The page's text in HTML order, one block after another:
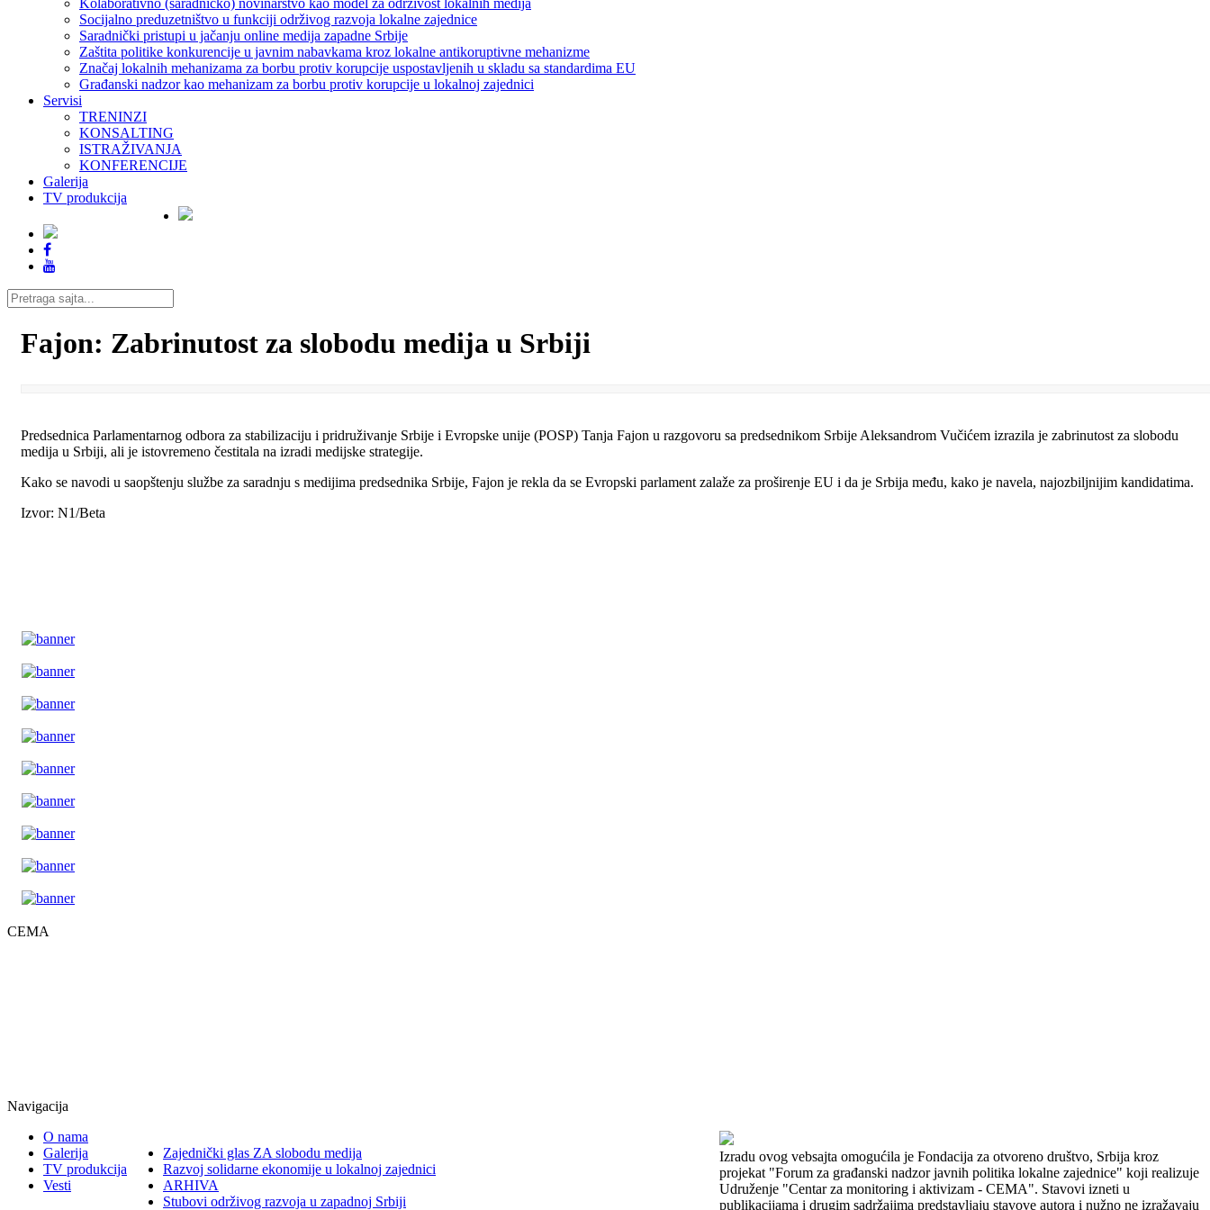
Kolaborativno (saradničko) novinarstvo kao model za održivost lokalnih medija
Socijalno preduzetništvo u funkciji održivog razvoja lokalne zajednice
Saradnički pristupi u jačanju online medija zapadne Srbije
Zaštita politike konkurencije u javnim nabavkama kroz lokalne antikoruptivne mehanizme
Značaj lokalnih mehanizama za borbu protiv korupcije uspostavljenih u skladu sa standardima EU
Građanski nadzor kao mehanizam za borbu protiv korupcije u lokalnoj zajednici
Servisi
TRENINZI
KONSALTING
ISTRAŽIVANJA
KONFERENCIJE
Galerija
TV produkcija
Fajon: Zabrinutost za slobodu medija u Srbiji
Predsednica Parlamentarnog odbora za stabilizaciju i pridruživanje Srbije i Evropske unije (POSP) Tanja Fajon u razgovoru sa predsednikom Srbije Aleksandrom Vučićem izrazila je zabrinutost za slobodu
medija u Srbiji, ali je istovremeno čestitala na izradi medijske strategije.
Kako se navodi u saopštenju službe za saradnju s medijima predsednika Srbije, Fajon je rekla da se Evropski parlament zalaže za proširenje EU i da je Srbija među, kako je navela, najozbiljnijim kandidatima.
Izvor: N1/Beta
CEMA
Navigacija
O nama
Galerija
TV produkcija
Vesti
Zajednički glas ZA slobodu medija
Razvoj solidarne ekonomije u lokalnoj zajednici
ARHIVA
Stubovi održivog razvoja u zapadnoj Srbiji
Izradu ovog vebsajta omogućila je Fondacija za otvoreno društvo, Srbija kroz
projekat "Forum za građanski nadzor javnih politika lokalne zajednice" koji realizuje
Udruženje "Centar za monitoring i aktivizam - CEMA". Stavovi izneti u
publikacijama i drugim sadržajima predstavljaju stavove autora i nužno ne izražavaju